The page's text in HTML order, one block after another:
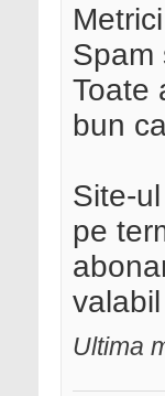
Spam
Toate
bun
Site-
pe
Ultima